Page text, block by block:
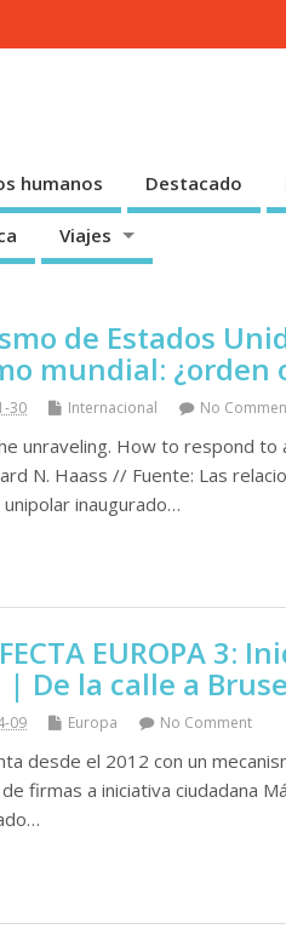
humanos Destacado
Viajes
de Estados
mundial: ¿orden
30 Internacional No
unraveling. How to respond
N. Haass // Fuente: Las
inaugurado…
EUROPA 3:
| De la calle a
09 Europa No Comment
desde el 2012 con un
firmas a iniciativa ciudadana